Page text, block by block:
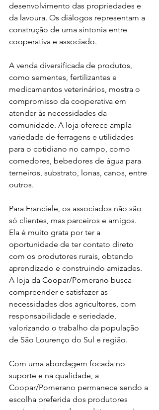
desenvolvimento das propriedades e
da lavoura. Os diálogos representam a
construção de uma sintonia entre
cooperativa e associado.
A venda diversificada de produtos,
como sementes, fertilizantes e
medicamentos veterinários, mostra o
compromisso da cooperativa em
atender às necessidades da
comunidade. A loja oferece ampla
variedade de ferragens e utilidades
para o cotidiano no campo, como
comedores, bebedores de água para
terneiros, substrato, lonas, canos, entre
outros.
Para Franciele, os associados não são
só clientes, mas parceiros e amigos.
Ela é muito grata por ter a
oportunidade de ter contato direto
com os produtores rurais, obtendo
aprendizado e construindo amizades.
A loja da Coopar/Pomerano busca
compreender e satisfazer as
necessidades dos agricultores, com
responsabilidade e seriedade,
valorizando o trabalho da população
de São Lourenço do Sul e região.
Com uma abordagem focada no
suporte e na qualidade, a
Coopar/Pomerano permanece sendo a
escolha preferida dos produtores